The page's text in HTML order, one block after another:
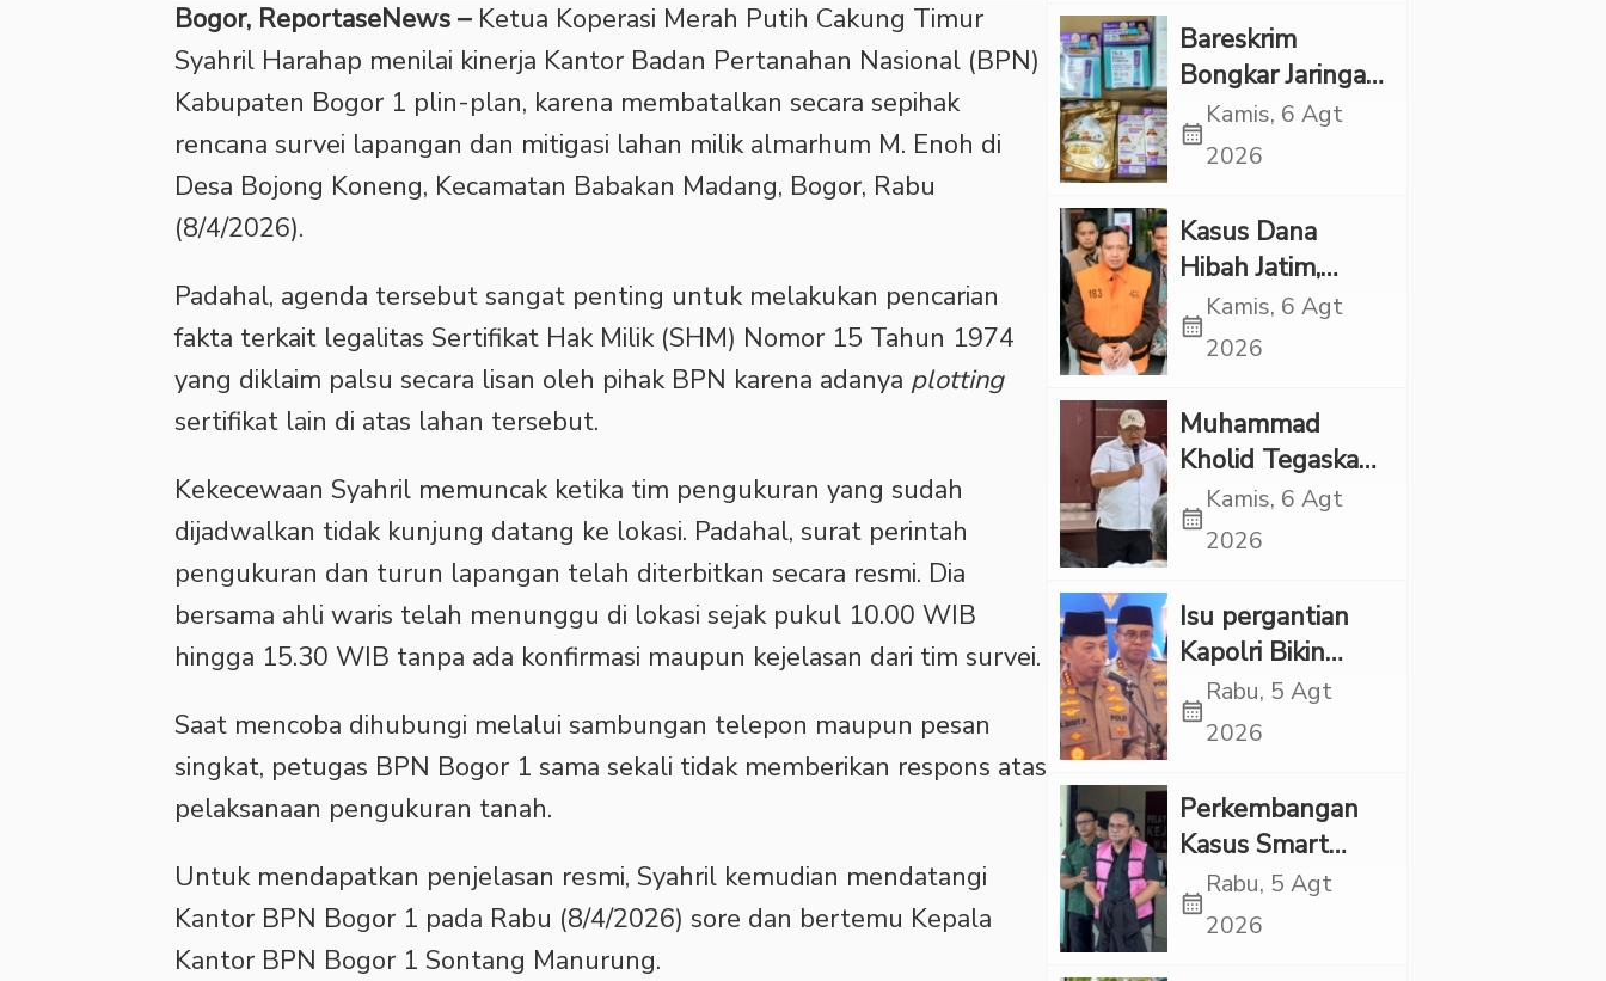
Bogor, ReportaseNews – Ketua Koperasi Merah Putih Cakung Timur
Syahril Harahap menilai kinerja Kantor Badan Pertanahan Nasional (BPN)
Kabupaten Bogor 1 plin-plan, karena membatalkan secara sepihak
rencana survei lapangan dan mitigasi lahan milik almarhum M. Enoh di
Desa Bojong Koneng, Kecamatan Babakan Madang, Bogor, Rabu
(8/4/2026).
Padahal, agenda tersebut sangat penting untuk melakukan pencarian
fakta terkait legalitas Sertifikat Hak Milik (SHM) Nomor 15 Tahun 1974
yang diklaim palsu secara lisan oleh pihak BPN karena adanya plotting
sertifikat lain di atas lahan tersebut.
Kekecewaan Syahril memuncak ketika tim pengukuran yang sudah
dijadwalkan tidak kunjung datang ke lokasi. Padahal, surat perintah
pengukuran dan turun lapangan telah diterbitkan secara resmi. Dia
bersama ahli waris telah menunggu di lokasi sejak pukul 10.00 WIB
hingga 15.30 WIB tanpa ada konfirmasi maupun kejelasan dari tim survei.
Saat mencoba dihubungi melalui sambungan telepon maupun pesan
singkat, petugas BPN Bogor 1 sama sekali tidak memberikan respons atas
pelaksanaan pengukuran tanah.
Untuk mendapatkan penjelasan resmi, Syahril kemudian mendatangi
Kantor BPN Bogor 1 pada Rabu (8/4/2026) sore dan bertemu Kepala
Kantor BPN Bogor 1 Sontang Manurung.
Bareskrim
Bongkar Jaringan
Etomidate dari
Thailand, 4
calendar_month
Kamis, 6 Agt
2026
Kasus Dana
Hibah Jatim,
Siliwangi: Partai
Punya Tanggung
calendar_month
Kamis, 6 Agt
2026
Muhammad
Kholid Tegaskan
Propaganda
LGBT Harus
Minta Negara
Melindungi
Korban
calendar_month
Kamis, 6 Agt
2026
Isu pergantian
Kapolri Bikin
Panas, JMP Puji
Respons Jenderal
“Adem”
calendar_month
Rabu, 5 Agt
2026
Perkembangan
Kasus Smart
Village, Jaksa
Kembali Periksa
calendar_month
Rabu, 5 Agt
2026